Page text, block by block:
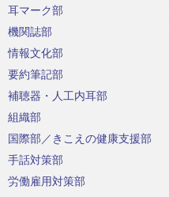
耳マーク部
機関誌部
情報文化部
要約筆記部
補聴器・人工内耳部
組織部
国際部／きこえの健康支援部
手話対策部
労働雇用対策部